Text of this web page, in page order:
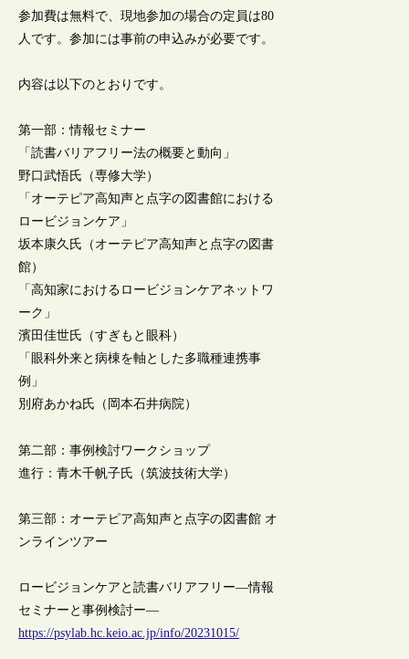
参加費は無料で、現地参加の場合の定員は80
人です。参加には事前の申込みが必要です。
内容は以下のとおりです。
第一部：情報セミナー
「読書バリアフリー法の概要と動向」
野口武悟氏（専修大学）
「オーテピア高知声と点字の図書館における
ロービジョンケア」
坂本康久氏（オーテピア高知声と点字の図書
館）
「高知家におけるロービジョンケアネットワ
ーク」
濱田佳世氏（すぎもと眼科）
「眼科外来と病棟を軸とした多職種連携事
例」
別府あかね氏（岡本石井病院）
第二部：事例検討ワークショップ
進行：青木千帆子氏（筑波技術大学）
第三部：オーテピア高知声と点字の図書館 オ
ンラインツアー
ロービジョンケアと読書バリアフリー―情報
セミナーと事例検討ー―
https://psylab.hc.keio.ac.jp/info/20231015/